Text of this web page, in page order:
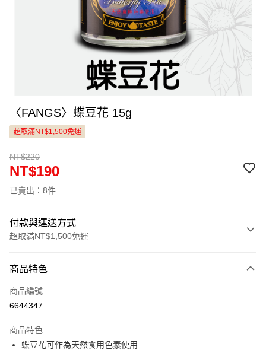
〈FANGS〉蝶豆花 15g
超取滿NT$1,500免運
NT$220
NT$190
已賣出：8件
付款與運送方式
超取滿NT$1,500免運
信用卡一次付款
LINE Pay
悠遊付
商品特色
商品編號
6644347
商品特色
蝶豆花可作為天然食用色素使用